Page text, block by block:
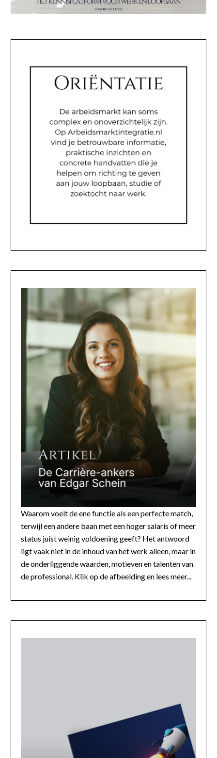
Waarom voelt de ene functie als een perfecte match,
terwijl een andere baan met een hoger salaris of meer
status juist weinig voldoening geeft? Het antwoord
ligt vaak niet in de inhoud van het werk alleen, maar in
de onderliggende waarden, motieven en talenten van
de professional. Klik op de afbeelding en lees meer...